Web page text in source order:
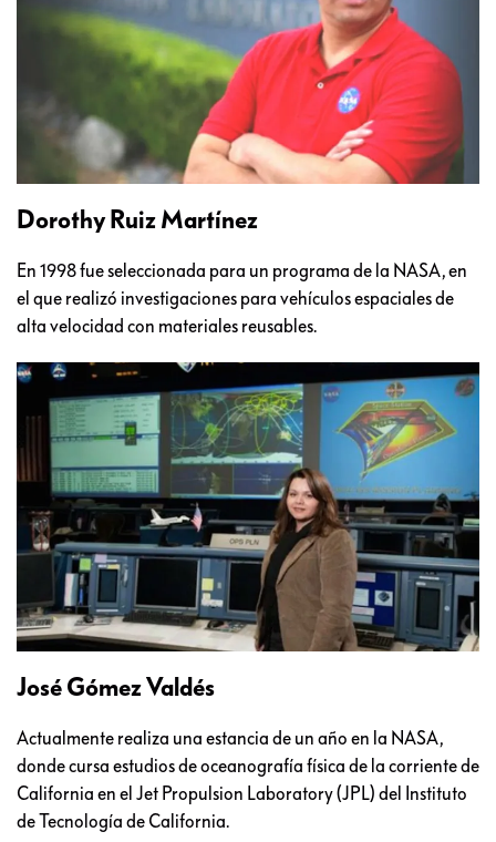
Dorothy Ruiz Martínez
En 1998 fue seleccionada para un programa de la NASA, en
el que realizó investigaciones para vehículos espaciales de
alta velocidad con materiales reusables.
José Gómez Valdés
Actualmente realiza una estancia de un año en la NASA,
donde cursa estudios de oceanografía física de la corriente de
California en el Jet Propulsion Laboratory (JPL) del Instituto
de Tecnología de California.